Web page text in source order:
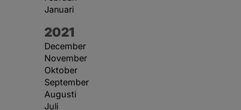
Januari
År:
2021
December
November
Oktober
September
Augusti
Juli